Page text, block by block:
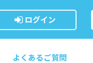
ログイン
よくあるご質問